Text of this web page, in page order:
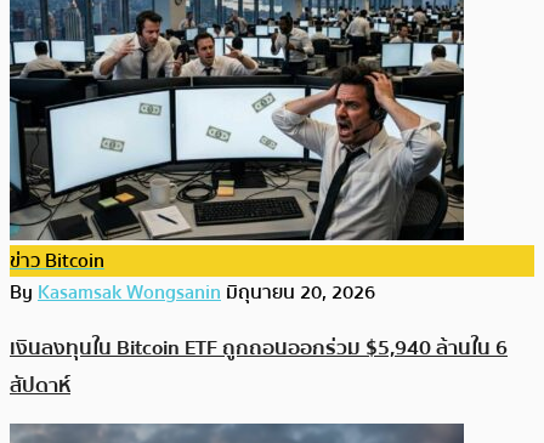
ข่าว Bitcoin
ByKasamsak Wongsaninมิถุนายน 20, 2026
เงินลงทุนใน Bitcoin ETF ถูกถอนออกร่วม $5,940 ล้านใน 6
สัปดาห์